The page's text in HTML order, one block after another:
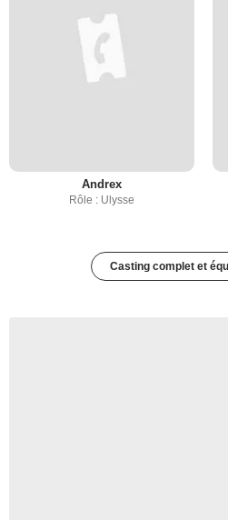
Andrex
Rôle : Ulysse
Casting complet et